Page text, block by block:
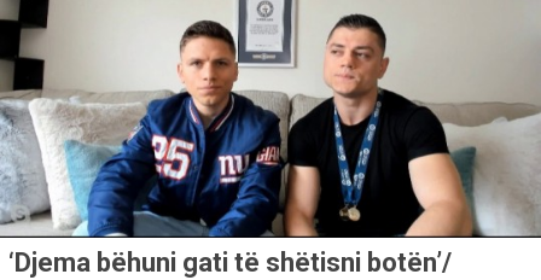
‘Djema bëhuni gati të shëtisni botën’/